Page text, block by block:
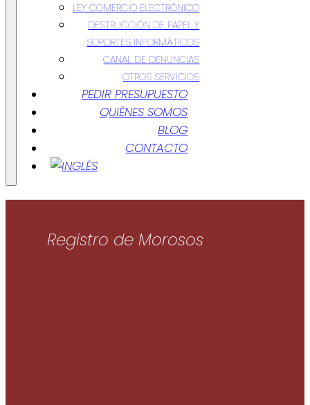
LEY COMERCIO ELECTRÓNICO
DESTRUCCIÓN DE PAPEL Y
SOPORTES INFORMÁTICOS
CANAL DE DENUNCIAS
OTROS SERVICIOS
PEDIR PRESUPUESTO
QUIÉNES SOMOS
BLOG
CONTACTO
Registro de Morosos